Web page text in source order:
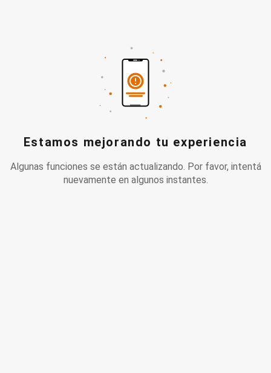
Estamos mejorando tu experiencia
Algunas funciones se están actualizando. Por favor, intentá
nuevamente en algunos instantes.